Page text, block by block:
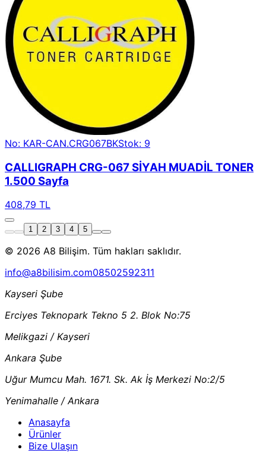
No: KAR-CAN.CRG067BKStok: 9
CALLIGRAPH CRG-067 SİYAH MUADİL TONER
1.500 Sayfa
408,79 TL
1 2 3 4 5
© 2026 A8 Bilişim. Tüm hakları saklıdır.
info@a8bilisim.com08502592311
Kayseri Şube
Erciyes Teknopark Tekno 5 2. Blok No:75
Melikgazi / Kayseri
Ankara Şube
Uğur Mumcu Mah. 1671. Sk. Ak İş Merkezi No:2/5
Yenimahalle / Ankara
Anasayfa
Ürünler
Bize Ulaşın